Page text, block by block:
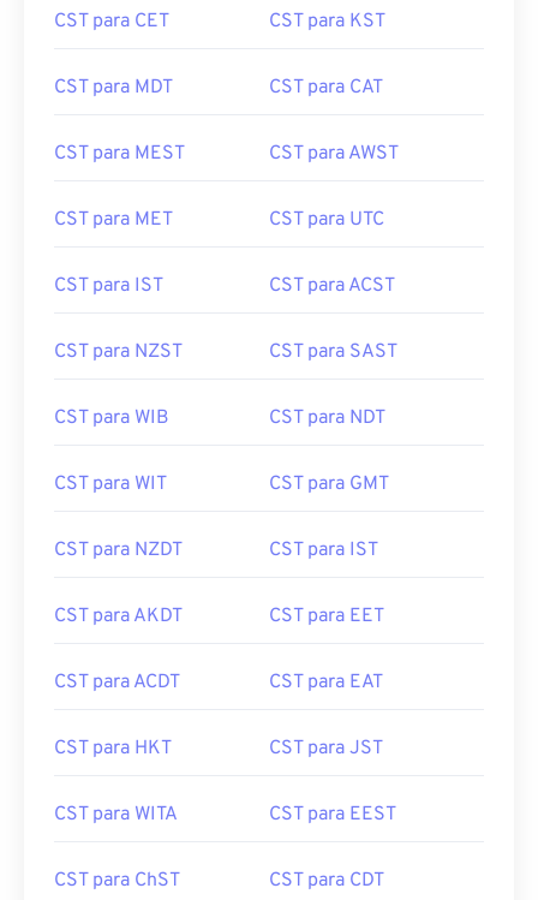
CST para CET CST para KST
CST para MDT CST para CAT
CST para MEST CST para AWST
CST para MET CST para UTC
CST para IST CST para ACST
CST para NZST CST para SAST
CST para WIB CST para NDT
CST para WIT CST para GMT
CST para NZDT CST para IST
CST para AKDT CST para EET
CST para ACDT CST para EAT
CST para HKT CST para JST
CST para WITA CST para EEST
CST para ChST CST para CDT